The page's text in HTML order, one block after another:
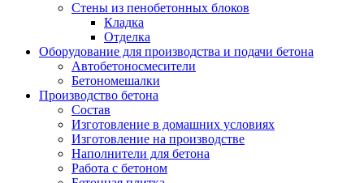
Стены из пенобетонных блоков
Кладка
Отделка
Оборудование для производства и подачи бетона
Автобетоносмесители
Бетономешалки
Производство бетона
Состав
Изготовление в домашних условиях
Изготовление на производстве
Наполнители для бетона
Работа с бетоном